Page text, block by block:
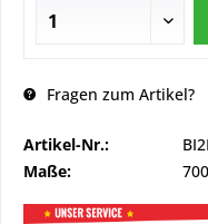
Fragen zum Artikel?
Artikel-Nr.:
Maße: